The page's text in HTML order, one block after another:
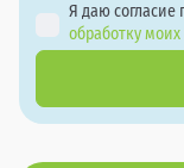
Я даю согласие
обработку